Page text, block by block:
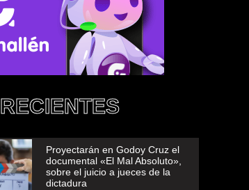
RECIENTES
Proyectarán en Godoy Cruz el
documental «El Mal Absoluto»,
sobre el juicio a jueces de la
dictadura